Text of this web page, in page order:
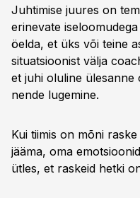
Juhtimise juures on
erinevate
öelda, et üks või teine
situatsioonist välja
et juhi oluline ülesanne
nende lugemine.
Kui tiimis on mõni
jääma, oma
ütles, et raskeid hetki